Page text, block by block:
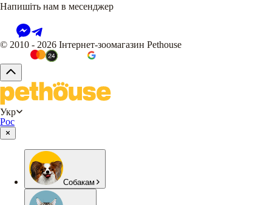
Напишіть нам в месенджер
© 2010 - 2026 Інтернет-зоомагазин Pethouse
Укр
Рос
Собакам